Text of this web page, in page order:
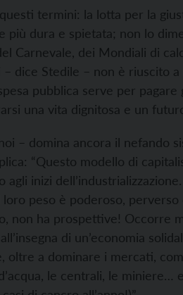
termini: la lotta per la
più dura e spietata; non lo
Carnevale, dei Mondiali di
– dice Stedile – non è riuscito
pubblica serve per
una vita dignitosa e un
– domina ancora il nefando
“Questo modello di
agli inizi
peso è poderoso,
non ha prospettive! Occorre
di un’economia
oltre a dominare i mercati,
le centrali, le miniere…